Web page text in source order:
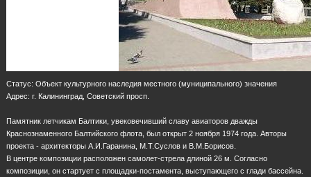
Статус: Объект культурного наследия местного (муниципального) значения
Адрес: г. Калининград, Советский просп.
Памятник летчикам Балтики, увековечивший славу авиаторов дважды
Краснознаменного Балтийского флота, был открыт 2 ноября 1974 года. Авторы
проекта - архитекторы А.И.Гаранина, М.Т.Суслов и В.М.Борисов.
В центре композиции расположен самолет-стрела длиной 26 м. Согласно
композиции, он стартует с площадки-постамента, выступающего с глади бассейна.